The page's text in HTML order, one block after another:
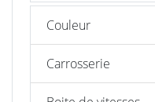
Couleur
Carrosserie